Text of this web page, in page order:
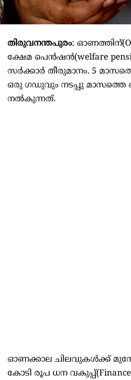
തിരുവനന്തപുരം:
ക്ഷേമ പെൻഷൻ(welfare
സർക്കാർ തീരുമാനം. 5
ഒരു ഗഡുവും നടപ്പു
നൽകുന്നത്.
ഓണക്കാല ചിലവുകൾക്ക്
കോടി രൂപ ധന വകുപ്പ്(Finance